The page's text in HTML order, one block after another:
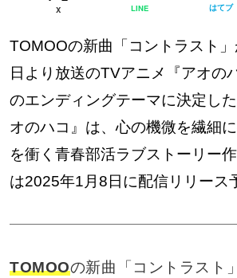
X LINE はてブ
TOMOOの新曲「コントラスト
日より放送のTVアニメ『アオの
のエンディングテーマに決定し
オのハコ』は、心の機微を繊細
を衝く青春部活ラブストーリー
は2025年1月8日に配信リリース
TOMOOの新曲「コントラスト